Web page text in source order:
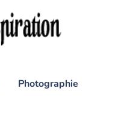
Photographie